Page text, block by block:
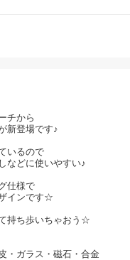
チから
新登場です♪
いるので
などに使いやすい♪
仕様で
インです☆
持ち歩いちゃおう☆
・ガラス・磁石・合金